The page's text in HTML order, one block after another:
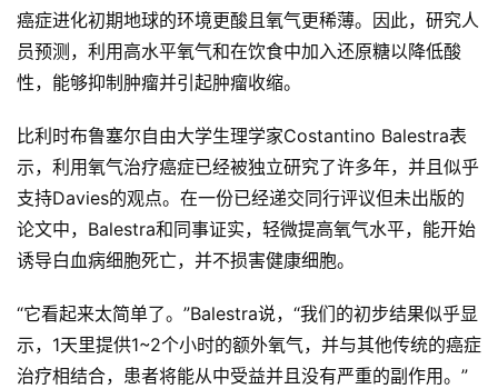
原
创
专
栏
业
动
态
癌症进化初期地球的环境更酸且氧气更稀薄。因此，研究人
员预测，利用高水平氧气和在饮食中加入还原糖以降低酸
性，能够抑制肿瘤并引起肿瘤收缩。
比利时布鲁塞尔自由大学生理学家Costantino Balestra表
示，利用氧气治疗癌症已经被独立研究了许多年，并且似乎
支持Davies的观点。在一份已经递交同行评议但未出版的
论文中，Balestra和同事证实，轻微提高氧气水平，能开始
诱导白血病细胞死亡，并不损害健康细胞。
“它看起来太简单了。”Balestra说，“我们的初步结果似乎显
示，1天里提供1~2个小时的额外氧气，并与其他传统的癌症
治疗相结合，患者将能从中受益并且没有严重的副作用。”